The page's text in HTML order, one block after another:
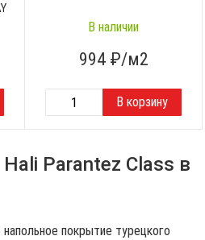
В наличии
994 ₽/м2
Parantez Class в
покрытие турецкого